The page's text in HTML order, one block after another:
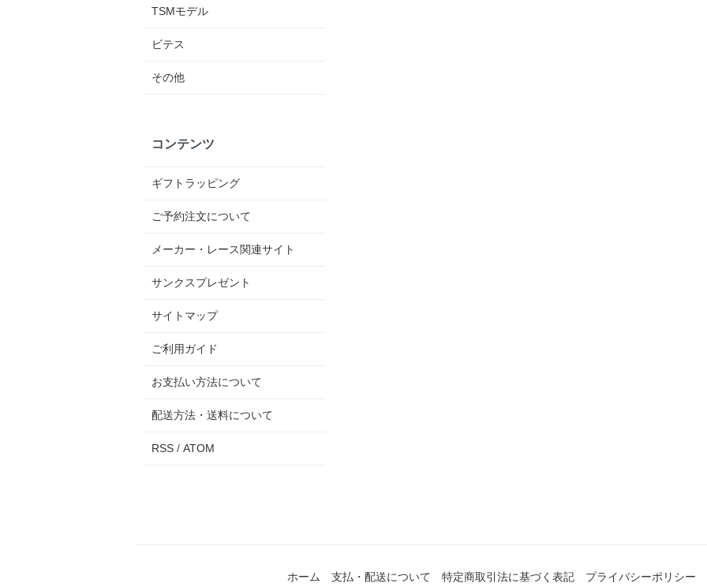
TSMモデル
ビテス
その他
コンテンツ
ギフトラッピング
ご予約注文について
メーカー・レース関連サイト
サンクスプレゼント
サイトマップ
ご利用ガイド
お支払い方法について
配送方法・送料について
RSS / ATOM
ホーム 支払・配送について 特定商取引法に基づく表記 プライバシーポリシー